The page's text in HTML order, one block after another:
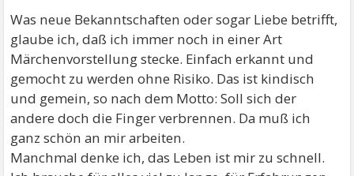
Was neue Bekanntschaften oder sogar Liebe betrifft,
glaube ich, daß ich immer noch in einer Art
Märchenvorstellung stecke. Einfach erkannt und
gemocht zu werden ohne Risiko. Das ist kindisch
und gemein, so nach dem Motto: Soll sich der
andere doch die Finger verbrennen. Da muß ich
ganz schön an mir arbeiten.
Manchmal denke ich, das Leben ist mir zu schnell.